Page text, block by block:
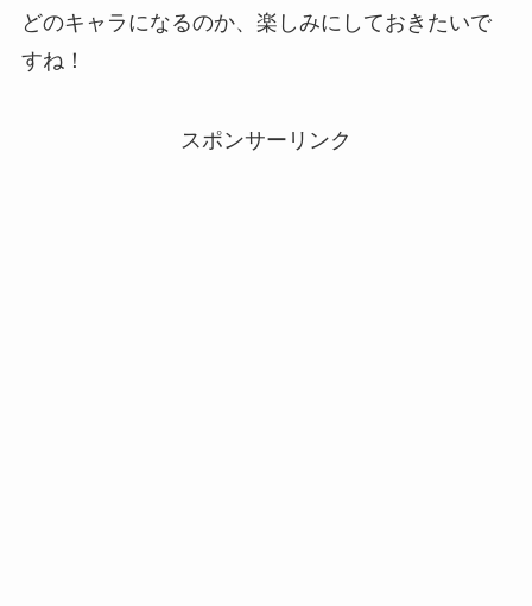
どのキャラになるのか、楽しみにしておきたいで
すね！
スポンサーリンク